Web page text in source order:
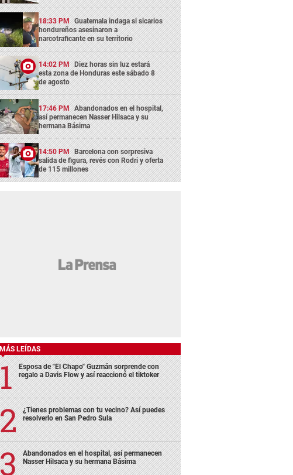
18:33 PM Guatemala indaga si sicarios
hondureños asesinaron a
narcotraficante en su territorio
14:02 PM Diez horas sin luz estará
esta zona de Honduras este sábado 8
de agosto
17:46 PM Abandonados en el hospital,
así permanecen Nasser Hilsaca y su
hermana Básima
14:50 PM Barcelona con sorpresiva
salida de figura, revés con Rodri y oferta
de 115 millones
MÁS LEÍDAS
Esposa de "El Chapo" Guzmán sorprende con
regalo a Davis Flow y así reaccionó el tiktoker
¿Tienes problemas con tu vecino? Así puedes
resolverlo en San Pedro Sula
Abandonados en el hospital, así permanecen
Nasser Hilsaca y su hermana Básima